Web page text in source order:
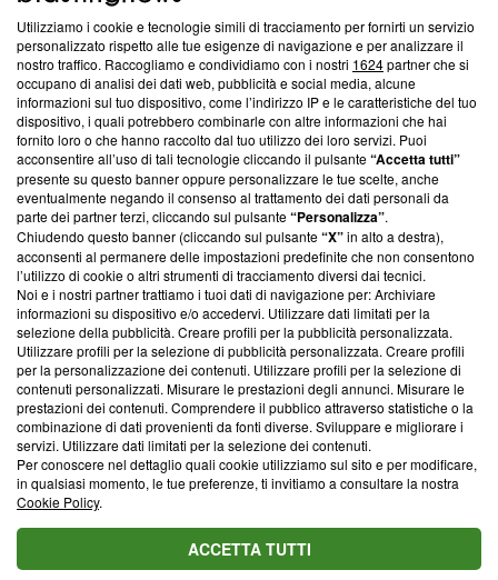
Questa sezione offre informazioni trasparenti su Blasting
News, sui nostri processi editoriali e su come ci impegniamo a
creare news di qualità. Inoltre, afferma la nostra aderenza a
‘Trust Project - News with Integrity’Blasting News non è
ancora membro del programma, ma ha richiesto di farne
parte; Trust Project non ha ancora effettuato una verifica di
conformità agli standard.
Su di noi
Team editoriale
Corporate
Redazione
Informativa Privacy
Cookie Policy
Blasting SA, IDI CHE-247.845.224, Via Carlo Frasca, 3 - 6900
Lugano (Svizzera) Tel:+39 0690258937
© 2026 Blasting News
Utilizziamo i cookie e tecnologie simili di tracciamento per fornirti un servizio
personalizzato rispetto alle tue esigenze di navigazione e per analizzare il
nostro traffico. Raccogliamo e condividiamo con i nostri 1624partner che si
occupano di analisi dei dati web, pubblicità e social media, alcune
informazioni sul tuo dispositivo, come l’indirizzo IP e le caratteristiche del tuo
dispositivo, i quali potrebbero combinarle con altre informazioni che hai
fornito loro o che hanno raccolto dal tuo utilizzo dei loro servizi. Puoi
acconsentire all’uso di tali tecnologie cliccando il pulsante“Accetta tutti”
presente su questo banner oppure personalizzare le tue scelte, anche
eventualmente negando il consenso al trattamento dei dati personali da
parte dei partner terzi, cliccando sul pulsante“Personalizza”.
Chiudendo questo banner (cliccando sul pulsante“X”in alto a destra),
acconsenti al permanere delle impostazioni predefinite che non consentono
l’utilizzo di cookie o altri strumenti di tracciamento diversi dai tecnici.
Noi e i nostri partner trattiamo i tuoi dati di navigazione per: Archiviare
informazioni su dispositivo e/o accedervi. Utilizzare dati limitati per la
selezione della pubblicità. Creare profili per la pubblicità personalizzata.
Utilizzare profili per la selezione di pubblicità personalizzata. Creare profili
per la personalizzazione dei contenuti. Utilizzare profili per la selezione di
contenuti personalizzati. Misurare le prestazioni degli annunci. Misurare le
prestazioni dei contenuti. Comprendere il pubblico attraverso statistiche o la
combinazione di dati provenienti da fonti diverse. Sviluppare e migliorare i
servizi. Utilizzare dati limitati per la selezione dei contenuti.
Per conoscere nel dettaglio quali cookie utilizziamo sul sito e per modificare,
in qualsiasi momento, le tue preferenze, ti invitiamo a consultare la nostra
Cookie Policy.
ACCETTA TUTTI